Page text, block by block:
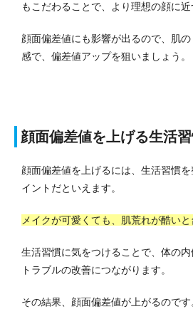
もこだわることで、より理想の顔に近
顔面偏差値にも影響が出るので、肌
感で、偏差値アップを狙いましょう。
顔面偏差値を上げる生活
顔面偏差値を上げるには、生活習慣
イントだといえます。
メイクが可愛くても、肌荒れが酷い
生活習慣に気をつけることで、体の
トラブルの改善につながります。
その結果、顔面偏差値が上がるのです